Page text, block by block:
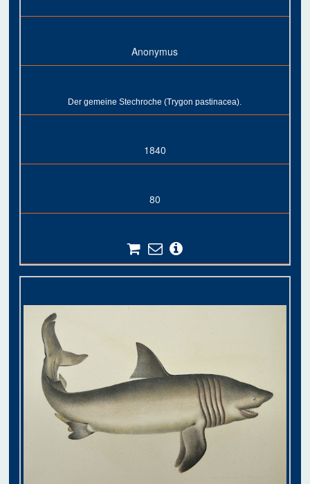
Anonymus
Der gemeine Stechroche (Trygon pastinacea).
1840
80